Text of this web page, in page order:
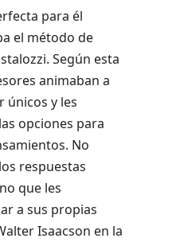
para él
el método de
Según esta
animaban a
únicos y les
opciones para
No
respuestas
que les
a sus propias
Isaacson en la